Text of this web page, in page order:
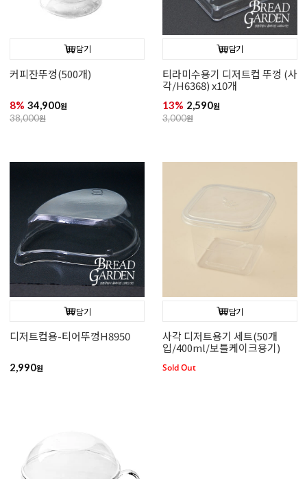
담기
커피잔뚜껑(500개)
8% 34,900원
38,000원
담기
티라미수용기 디저트컵 뚜껑 (사
각/H6368) x10개
13% 2,590원
3,000원
담기
디저트컵용-티어뚜껑H8950
2,990원
담기
사각 디저트용기 세트(50개
입/400ml/보틀케이크용기)
Sold Out